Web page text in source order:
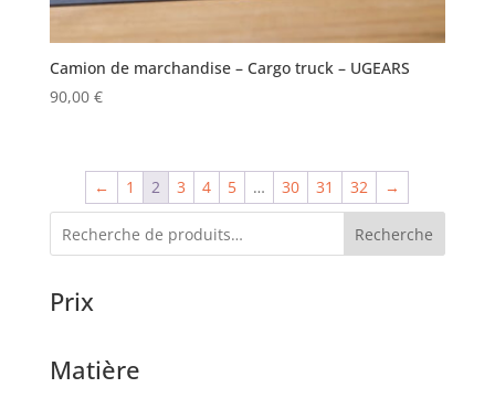
Camion de marchandise – Cargo truck – UGEARS
90,00 €
← 1 2 3 4 5 … 30 31 32 →
Recherche
Prix
Matière